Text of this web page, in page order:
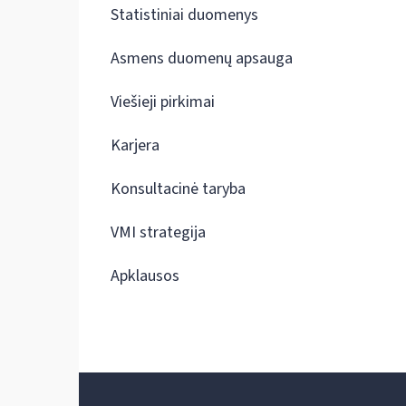
Statistiniai duomenys
Asmens duomenų apsauga
Viešieji pirkimai
Karjera
Konsultacinė taryba
VMI strategija
Apklausos